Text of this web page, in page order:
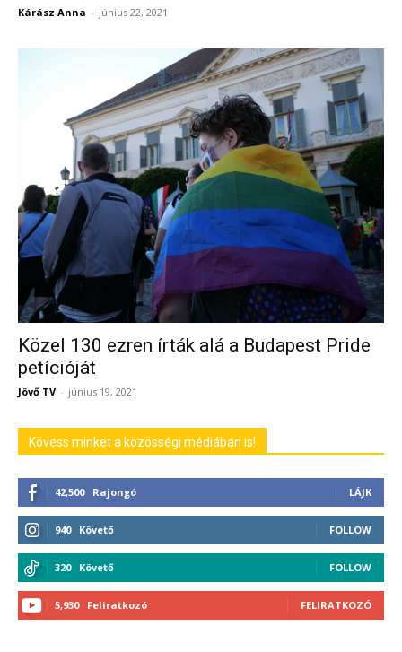
Kárász Anna - június 22, 2021
Közel 130 ezren írták alá a Budapest Pride
petícióját
Jövő TV - június 19, 2021
Kövess minket a közösségi médiában is!
42,500 Rajongó LÁJK
940 Követő FOLLOW
320 Követő FOLLOW
5,930 Feliratkozó FELIRATKOZÓ